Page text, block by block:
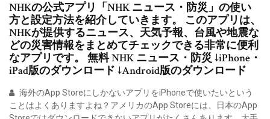
NHKの公式アプリ「NHK ニュース・防災」の使い
方と設定方法を紹介していきます。 このアプリは、
NHKが提供するニュース、天気予報、台風や地震な
どの災害情報をまとめてチェックできる非常に便利
なアプリです。 無料 NHK ニュース・防災 ↓iPhone・
iPad版のダウンロード ↓Android版のダウンロード
海外のApp StoreにしかないアプリをiPhoneで使いたいという
ことはよくありますよね？アメリカのApp Storeには、日本のApp